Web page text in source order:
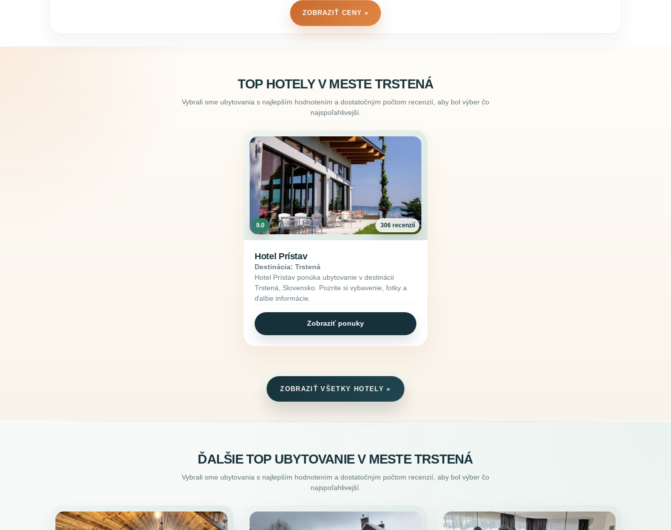
ZOBRAZIŤ CENY »
TOP HOTELY V MESTE TRSTENÁ
Vybrali sme ubytovania s najlepším hodnotením a dostatočným počtom recenzií, aby bol výber čo
najspoľahlivejší.
9.0 306 recenzií
Hotel Prístav
Destinácia: Trstená
Hotel Prístav ponúka ubytovanie v destinácii
Trstená, Slovensko. Pozrite si vybavenie, fotky a
ďalšie informácie.
Zobraziť ponuky
ZOBRAZIŤ VŠETKY HOTELY »
ĎALŠIE TOP UBYTOVANIE V MESTE TRSTENÁ
Vybrali sme ubytovania s najlepším hodnotením a dostatočným počtom recenzií, aby bol výber čo
najspoľahlivejší.